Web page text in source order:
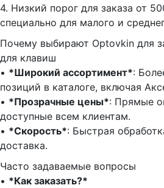
4.⁠ ⁠Низкий порог для заказа от
специально для малого и
Почему выбирают Optovkin для
для клавиш
•⁠ ⁠ *Широкий ассортимент*:
позиций в каталоге, включая
•⁠ ⁠ *Прозрачные цены*: Прямые
доступные всем клиентам.
•⁠ ⁠ *Скорость*: Быстрая
доставка.
Часто задаваемые вопросы
•⁠ ⁠*Как заказать?*